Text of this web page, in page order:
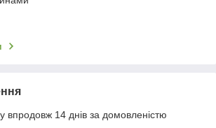
впродовж 14 днів за домовленістю